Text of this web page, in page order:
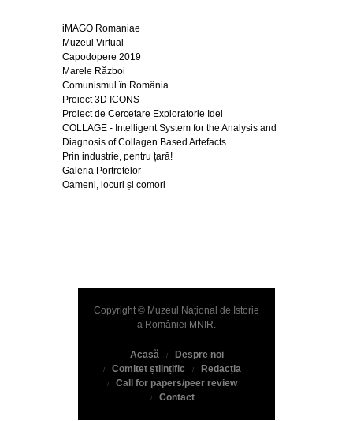
iMAGO Romaniae
Muzeul Virtual
Capodopere 2019
Marele Război
Comunismul în România
Proiect 3D ICONS
Proiect de Cercetare Exploratorie Idei
COLLAGE - Intelligent System for the Analysis and
Diagnosis of Collagen Based Artefacts
Prin industrie, pentru țară!
Galeria Portretelor
Oameni, locuri și comori
Copyright © Muzeul Național de Istorie
a României MNIR.
Acasă
Despre noi
Comitet științific
Redacția
Call for papers/peer review
Contact